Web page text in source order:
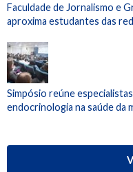
Faculdade de Jornalismo e
aproxima estudantes das
Simpósio reúne
endocrinologia na saúde da